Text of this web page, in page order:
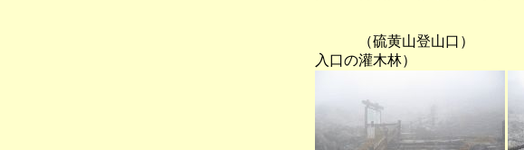
（硫黄山登山
入口の灌木林）